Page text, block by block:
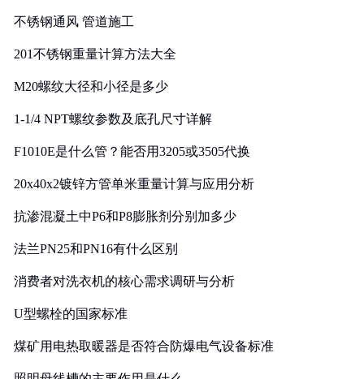
不锈钢通风 管道施工
201不锈钢重量计算方法大全
M20螺纹大径和小径是多少
1-1/4 NPT螺纹参数及底孔尺寸详解
F1010E是什么管？能否用3205或3505代换
20x40x2镀锌方管单米重量计算与应用分析
抗渗混凝土中P6和P8膨胀剂分别加多少
法兰PN25和PN16有什么区别
消费者对洗衣机的核心需求调研与分析
U型螺栓的国家标准
煤矿用电热取暖器是否符合防爆电气设备标准